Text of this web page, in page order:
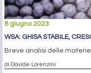
8 giugno 2023
WSA: GHISA STABILE,
Breve analisi delle
di Davide Lorenzini